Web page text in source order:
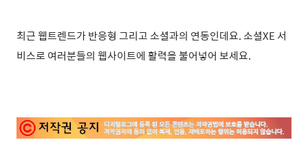
최근 웹트렌드가 반응형 그리고 소셜과의 연동인데요. 소셜XE 서
비스로 여러분들의 웹사이트에 활력을 불어넣어 보세요.